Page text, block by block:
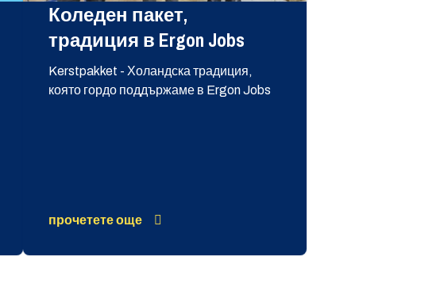
Коледен пакет,
традиция в Ergon Jobs
Kerstpakket - Холандска традиция,
която гордо поддържаме в Ergon Jobs
прочетете още